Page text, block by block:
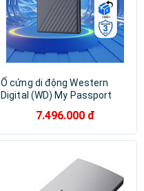
Ổ cứng di động Western
Digital (WD) My Passport
hãng Hàng chính hãng
7.496.000 đ